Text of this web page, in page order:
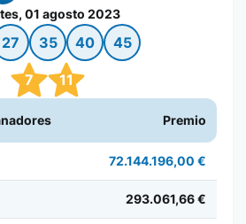
01 agosto 2023
27 35 40 45
7 11
Premio
72.144.196,00 €
293.061,66 €